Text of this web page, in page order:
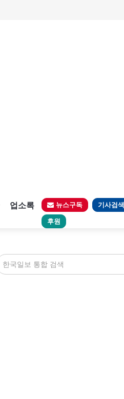
업소록 뉴스구독 기사검색
후원